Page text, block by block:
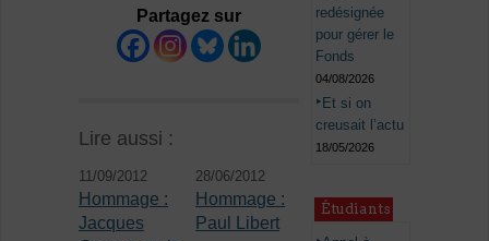
Partagez sur
Lire aussi :
11/09/2012
Hommage :
Jacques
28/06/2012
Hommage :
Paul Libert
redésignée
pour gérer le
Fonds
04/08/2026
Et si on
creusait l’actu
18/05/2026
Étudiants